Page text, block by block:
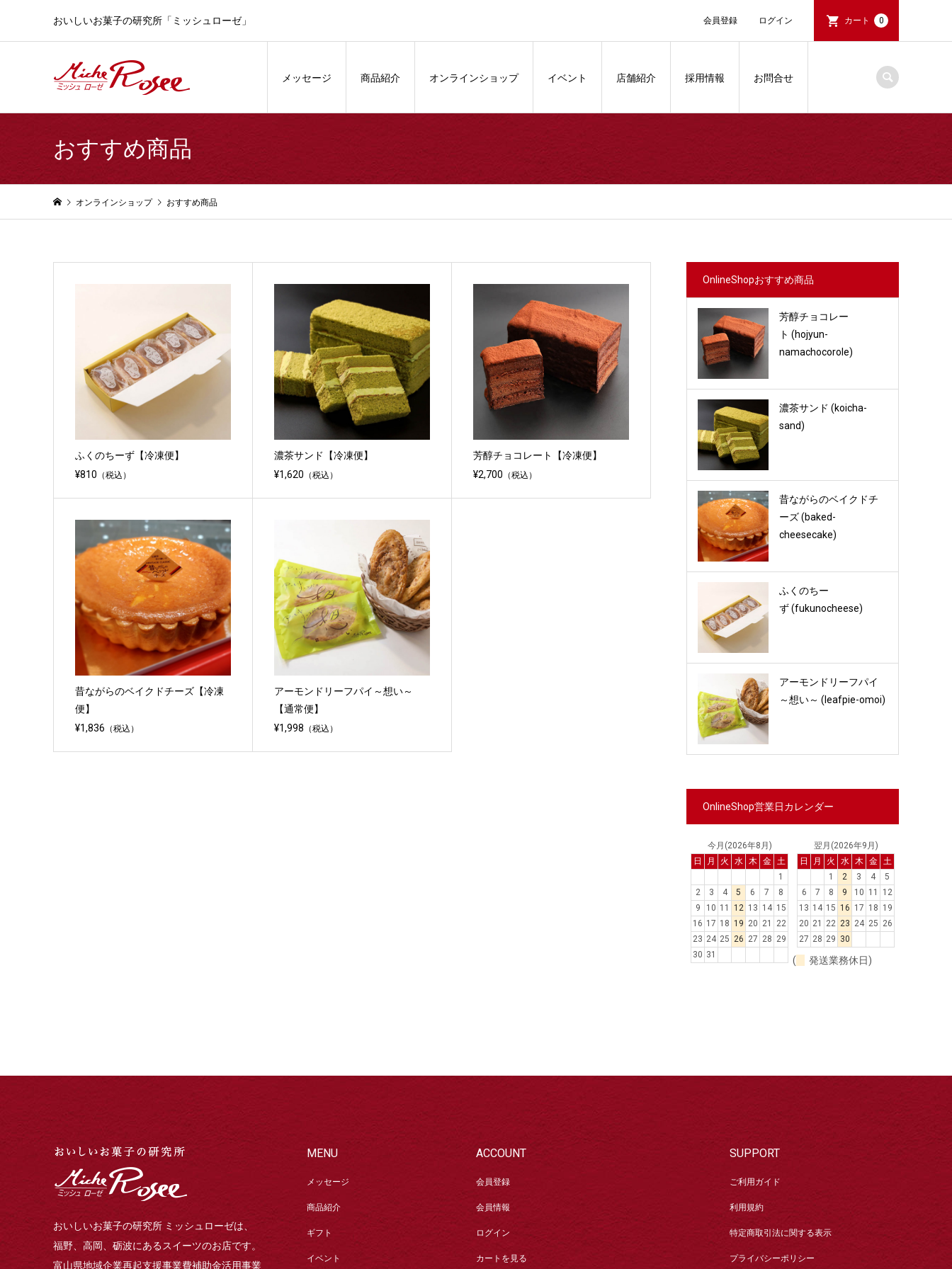
おいしいお菓子の研究所「ミッシュローゼ」 会員登録 ログイン カート 0
メッセージ 商品紹介 オンラインショップ イベント 店舗紹介 採用情報 お問合せ
おすすめ商品
オンラインショップ おすすめ商品
ふくのちーず【冷凍便】
¥810 （税込）
濃茶サンド【冷凍便】
¥1,620 （税込）
芳醇チョコレート【冷凍便】
¥2,700 （税込）
昔ながらのベイクドチーズ【冷凍
便】
¥1,836 （税込）
アーモンドリーフパイ～想い～
【通常便】
¥1,998 （税込）
OnlineShopおすすめ商品
芳醇チョコレー
ト (hojyun-
namachocorole)
濃茶サンド (koicha-
sand)
昔ながらのベイクドチ
ーズ (baked-
cheesecake)
ふくのちー
ず (fukunocheese)
アーモンドリーフパイ
～想い～ (leafpie-omoi)
OnlineShop営業日カレンダー
今月(2026年8月)
日
月 火 水 木 金 土
1
2
3 4 5 6 7
8
9
10 11 12 13 14 15
16 17 18 19 20 21
22
23 24 25 26 27 28 29
30 31
翌月(2026年9月)
日
月 火 水 木 金 土
1
2 3 4
5
6
7 8 9 10 11
12
13 14 15 16 17 18 19
20 21 22 23 24 25 26
27 28 29 30
( 発送業務休日)
おいしいお菓子の研究所 ミッシュローゼは、
福野、高岡、砺波にあるスイーツのお店です。
富山県地域企業再起支援事業費補助金活用事業
MENU
メッセージ
商品紹介
ギフト
イベント
ACCOUNT
会員登録
会員情報
ログイン
カートを見る
SUPPORT
ご利用ガイド
利用規約
特定商取引法に関する表示
プライバシーポリシー